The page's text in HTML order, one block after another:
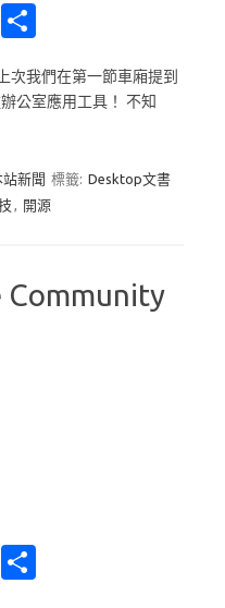
Bl
次我們在第一節車廂提到
公室應用工具！ 不知
站新聞 標籤: Desktop文書
, 開源
Bl